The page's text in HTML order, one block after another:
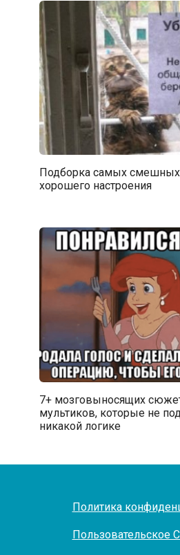
Подборка самых смешных
хорошего настроения
7+ мозговыносящих
мультиков, которые не
никакой логике
Политика
Пользовательское